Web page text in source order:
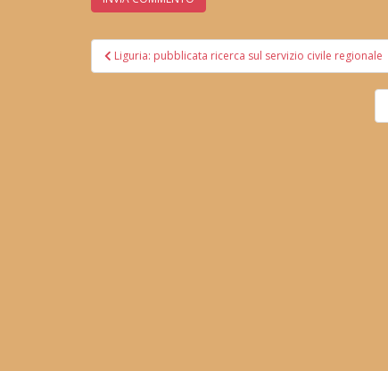
Navigazione
articoli
Liguria: pubblicata ricerca sul servizio civile regionale